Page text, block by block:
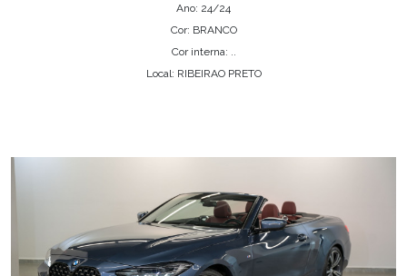
Ano: 24/24
Cor: BRANCO
Cor interna: ..
Local: RIBEIRAO PRETO